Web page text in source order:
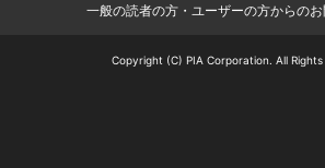
一般の読者の方・ユーザーの方からの
Copyright (C) PIA Corporation. All Rights